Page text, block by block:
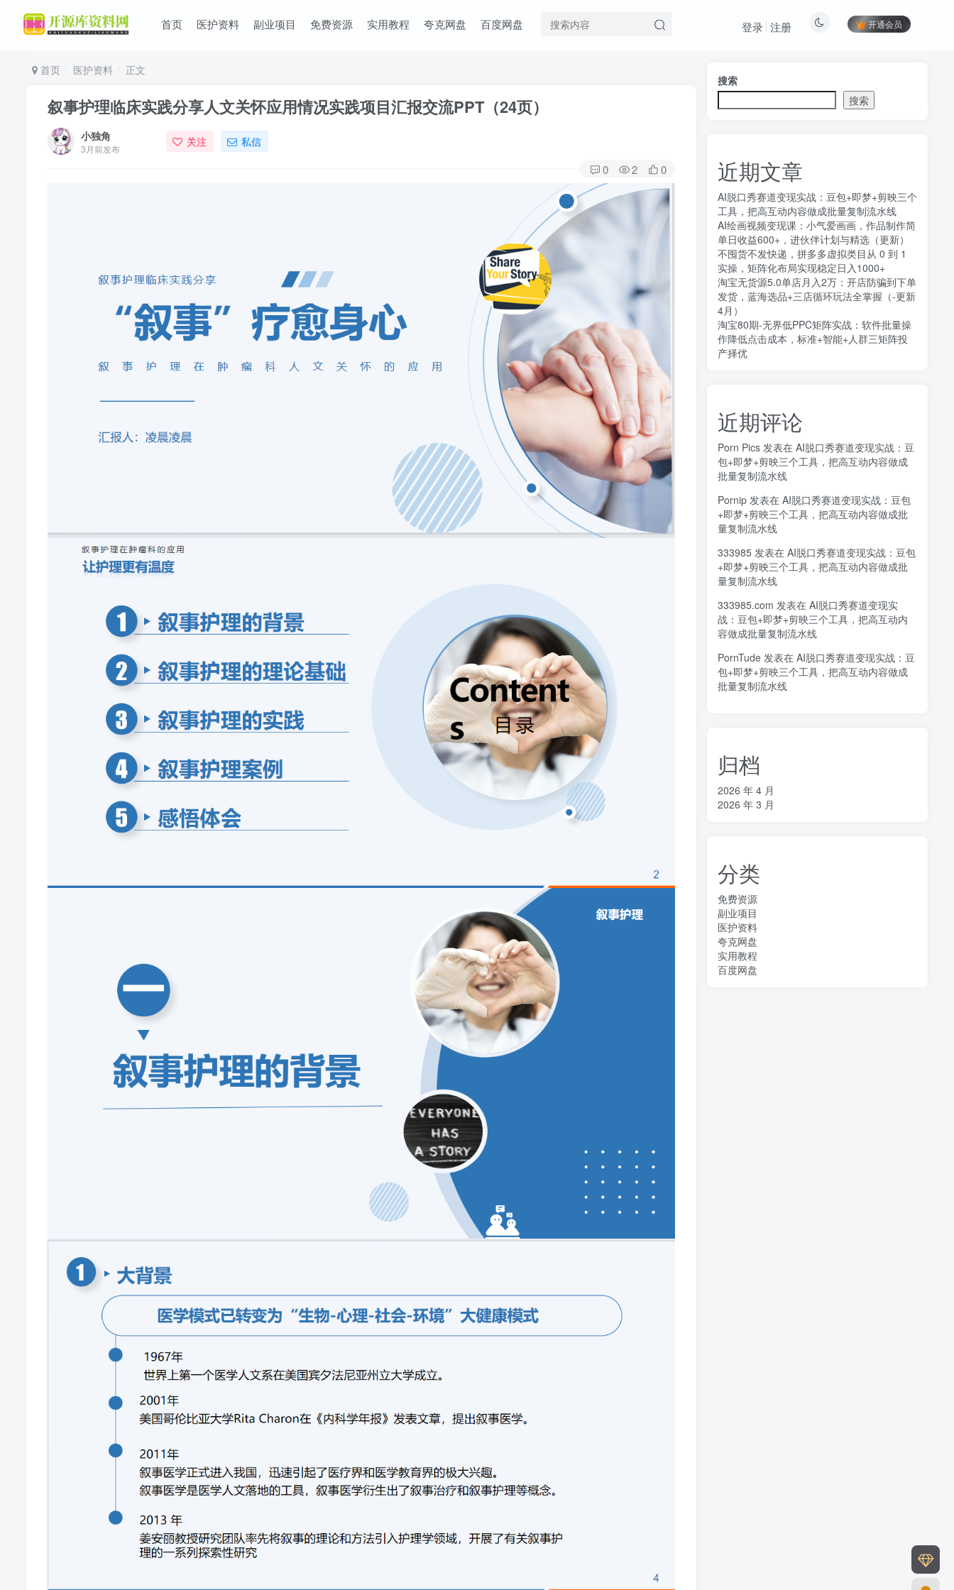
首页 医护资料 副业项目 免费资源 实用教程 夸克网盘 百度网盘 开通会员
登录 注册
首页 医护资料 正文
叙事护理临床实践分享人文关怀应用情况实践项目汇报交流PPT（24页）
小独角
3月前发布 关注 私信
0 2 0
搜索
搜索
近期文章
AI脱口秀赛道变现实战：豆包+即梦+剪映三个
工具，把高互动内容做成批量复制流水线
AI绘画视频变现课：小气爱画画，作品制作简
单日收益600+，进伙伴计划与精选（更新）
不囤货不发快递，拼多多虚拟类目从 0 到 1
实操，矩阵化布局实现稳定日入1000+
淘宝无货源5.0单店月入2万：开店防骗到下单
发货，蓝海选品+三店循环玩法全掌握（-更新
4月）
淘宝80期-无界低PPC矩阵实战：软件批量操
作降低点击成本，标准+智能+人群三矩阵投
产择优
近期评论
Porn Pics 发表在 AI脱口秀赛道变现实战：豆
包+即梦+剪映三个工具，把高互动内容做成
批量复制流水线
Pornip 发表在 AI脱口秀赛道变现实战：豆包
+即梦+剪映三个工具，把高互动内容做成批
量复制流水线
333985 发表在 AI脱口秀赛道变现实战：豆包
+即梦+剪映三个工具，把高互动内容做成批
量复制流水线
333985.com 发表在 AI脱口秀赛道变现实
战：豆包+即梦+剪映三个工具，把高互动内
容做成批量复制流水线
PornTude 发表在 AI脱口秀赛道变现实战：豆
包+即梦+剪映三个工具，把高互动内容做成
批量复制流水线
归档
2026 年 4 月
2026 年 3 月
分类
免费资源
副业项目
医护资料
夸克网盘
实用教程
百度网盘